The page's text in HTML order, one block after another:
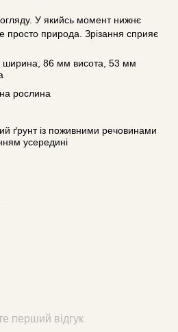
У якийсь момент нижнє
просто природа. Зрізання сприяє
86 мм висота, 53 мм
рослина
ґрунт із поживними речовинами
усередині
перший відгук